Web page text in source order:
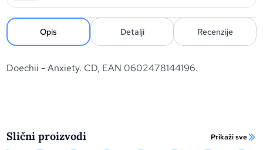
Opis Detalji Recenzije
Doechii - Anxiety. CD, EAN 0602478144196.
Slični proizvodi Prikaži sve